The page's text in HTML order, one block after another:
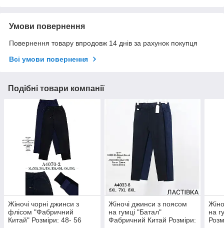
Умови повернення
Повернення товару впродовж 14 днів за рахунок покупця
Всі умови повернення
Подібні товари компанії
Жіночі чорні джинси з
флісом "Фабричний
Китай" Розміри: 48- 56
Жіночі джинси з поясом
на гумці "Батал"
Фабричний Китай Розміри:
на